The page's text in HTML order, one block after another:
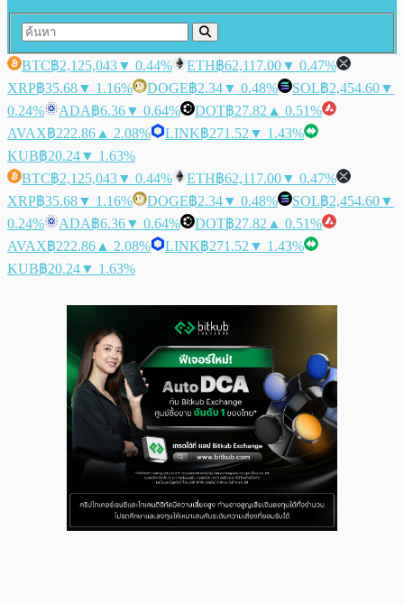
BTC฿2,125,043▼ 0.44% ETH฿62,117.00▼ 0.47%
XRP฿35.68▼ 1.16% DOGE฿2.34▼ 0.48% SOL฿2,454.60▼
0.24%
ADA฿6.36▼ 0.64% DOT฿27.82 ▲ 0.51%
AVAX฿222.86 ▲ 2.08% LINK฿271.52 ▼ 1.43%
KUB฿20.24▼ 1.63%
BTC฿2,125,043▼ 0.44% ETH฿62,117.00▼ 0.47%
XRP฿35.68▼ 1.16% DOGE฿2.34▼ 0.48% SOL฿2,454.60▼
0.24%
ADA฿6.36▼ 0.64% DOT฿27.82 ▲ 0.51%
AVAX฿222.86 ▲ 2.08% LINK฿271.52 ▼ 1.43%
KUB฿20.24▼ 1.63%